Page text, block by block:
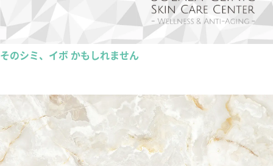
そのシミ、イボ かもしれません